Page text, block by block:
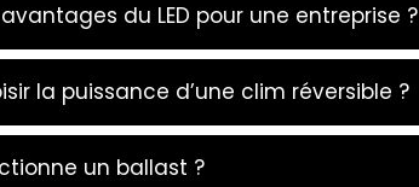
du LED pour une entreprise ?
la puissance d’une clim réversible ?
un ballast ?